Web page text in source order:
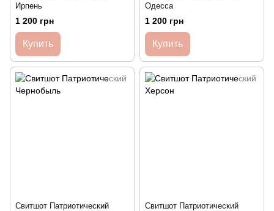
Ирпень
1 200 грн
Купить
Одесса
1 200 грн
Купить
Свитшот Патриотический
Свитшот Патриотический